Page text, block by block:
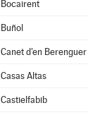
Bocairent
Buñol
Canet d'en Berenguer
Casas Altas
Castielfabib